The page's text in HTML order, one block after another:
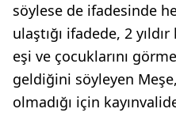
söylese de ifadesinde
ulaştığı ifadede, 2
eşi ve çocuklarını
geldiğini söyleyen
olmadığı için